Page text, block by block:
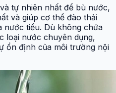
tự nhiên nhất để bù nước,
và giúp cơ thể đào thải
nước tiểu. Dù không chứa
loại nước chuyên dụng,
ổn định của môi trường nội